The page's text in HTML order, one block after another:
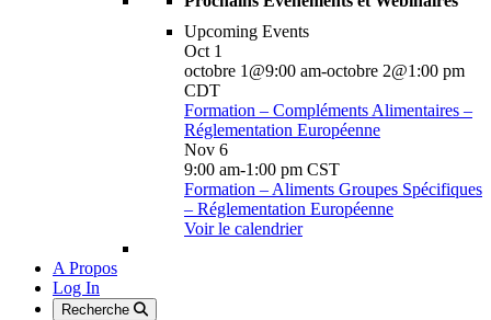
Upcoming Events
Oct 1
octobre 1@9:00 am-octobre 2@1:00 pm
CDT
Formation – Compléments Alimentaires –
Réglementation Européenne
Nov 6
9:00 am-1:00 pm CST
Formation – Aliments Groupes Spécifiques
– Réglementation Européenne
Voir le calendrier
A Propos
Log In
Recherche